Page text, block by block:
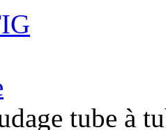
tube à